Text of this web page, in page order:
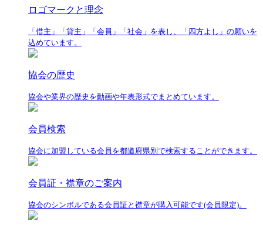
ロゴマークと理念
「借主」「貸主」「会員」「社会」を表し、「四方よし」の願いを
込めています。
協会の歴史
協会や業界の歴史を動画や年表形式でまとめています。
会員検索
協会に加盟している会員を都道府県別で検索することができます。
会員証・襟章のご案内
協会のシンボルである会員証と襟章が購入可能です(会員限定)。